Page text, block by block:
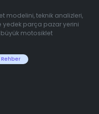
modelini, teknik analizleri,
yedek parça pazar yerini
büyük motosiklet